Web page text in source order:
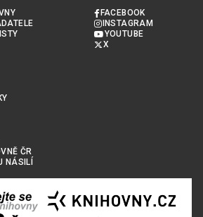
ČR
NÁSILÍ
FACEBOOK
INSTAGRAM
YOUTUBE
X